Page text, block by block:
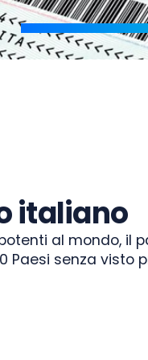
italiano
al mondo, il
Paesi senza visto